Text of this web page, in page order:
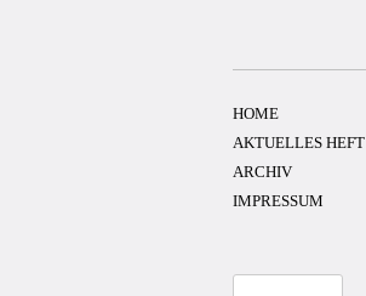
HOME
AKTUELLES HEFT
ARCHIV
IMPRESSUM